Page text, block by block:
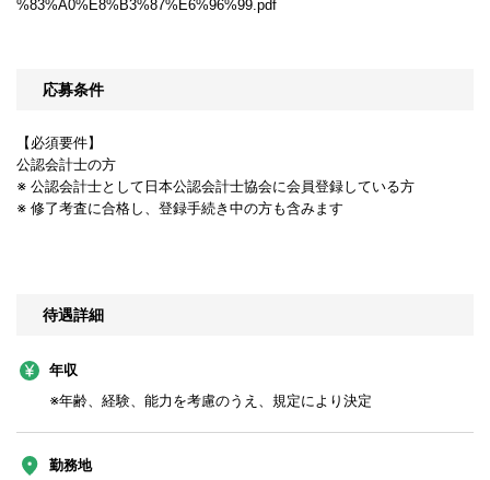
%83%A0%E8%B3%87%E6%96%99.pdf
応募条件
【必須要件】
公認会計士の方
※ 公認会計士として日本公認会計士協会に会員登録している方
※ 修了考査に合格し、登録手続き中の方も含みます
待遇詳細
年収
※年齢、経験、能力を考慮のうえ、規定により決定
勤務地